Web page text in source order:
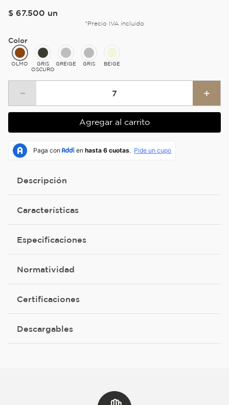
$ 67.500 un
*Precio IVA incluido
Color
OLMO
GRIS
OSCURO
GREIGE GRIS BEIGE
＋
－
Agregar al carrito
Descripción
Características
Especificaciones
Normatividad
Certificaciones
Descargables